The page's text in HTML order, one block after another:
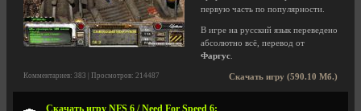
первую часть по популярности.
В игре на русский язык переведено
абсолютно всё, перевод от
Фаргус
Скачать игру (590.10 Мб.)
Комментариев: 383 | Просмотров: 214487
Скачать игру NFS 6 / Need For Speed 6: